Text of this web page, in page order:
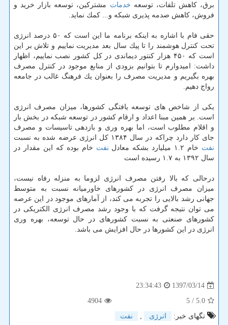
برق، كاهش تلفات، توسعه خدمات مشتركین، توسعه بازار خرید و
فروش، كاهش صدمه پذیری شبكه و... كمك نماید.
حقی فام با اشاره به اینكه برنامه ما این است كه ۵۰ درصد انرژی
تحت كنترل هوشمند را تا پیك سال بعد مدیریت نماییم و تلاش بر این
است كه ۴۵۰ هزار كنتور دیماندی در كل كشور نصب نماییم، اظهار
داشت: امیدوارم تا بتوانیم بزودی از منابع موجود در كنترل مصرف
بهره بگیریم و مدیریت مصرف را بعنوان یك فرهنگ غالب در جامعه
رواج دهیم.
یكی از شاخص های توسعه یافتگی كشورها، میزان مصرف انرژی
است. بر همین مبنا اعداد و ارقام كشور در توسعه شبكه در بخش بار
و اقلام مطلوب است، اما بهره وری و بازدهی تاسیسات و مصرف
جای كار دارد چراكه در سال ۱۳۸۴ كل انرژی عرضه شده به نسبت
نفت خام ۱.۲ میلیارد بشكه معادل نفت خام بوده كه این مقدار در
سال ۱۳۹۲ به ۱.۷ رسیده است
درحالی كه بالا رفتن مصرف انرژی لزوما به منزله رفاه نیست،
میزان مصرف انرژی در كشورهای خاورمیانه نسبت به متوسط
جهانی رشد بالایی را تجربه می كند، از آمارهای موجود در این عرصه
می توان نتیجه گرفت كه با وجود رشد مصرف انرژی الكتریكی در
كشورهای صنعتی به نسبت كشورهای در حال توسعه، بهره وری
انرژی در این كشورها در حال افزایش می باشد.
1397/03/14
23:34:43
5.0
/ 5
4904
تگهای خبر:
انرژی , نفت